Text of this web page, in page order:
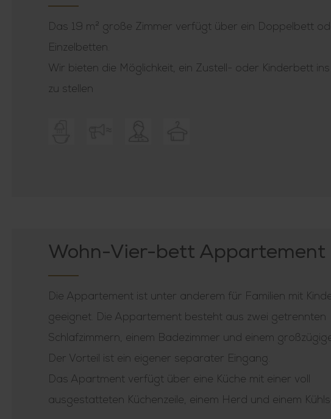
Das 19 m² große Zimmer verfügt über ein Doppelbett
Einzelbetten.
Wir bieten die Möglichkeit, ein Zustell- oder Kinderbett
zu stellen
Wohn-Vier-bett Appartement
Die Appartement ist unter anderem für Familien mit
geeignet. Die Appartement besteht aus zwei getrennten
Schlafzimmern, einem Badezimmer und einem
Der Vorteil ist ein eigener separater Eingang.
Das Apartment verfügt über eine Küche mit einer voll
ausgestatteten Küchenzeile, einem Herd und einem